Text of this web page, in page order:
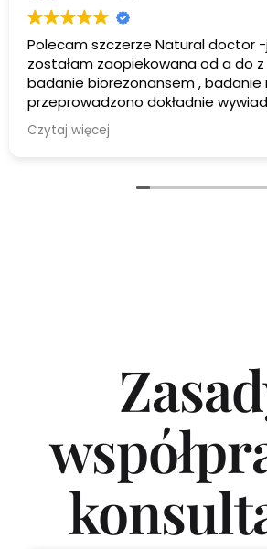
Polecam szczerze Natural doctor
zostałam zaopiekowana od a do z wykonano mi
badanie biorezonansem , badanie
przeprowadzono dokładnie wywiad i
podjęte leczenie , natural doctor zawsze
wytłumaczy wysłucha i doradzi krok po kroku co
Czytaj więcej